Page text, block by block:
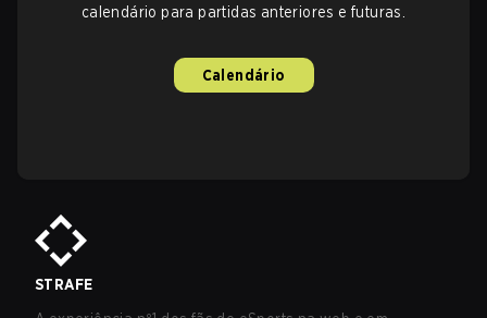
calendário para partidas anteriores e futuras.
Calendário
STRAFE